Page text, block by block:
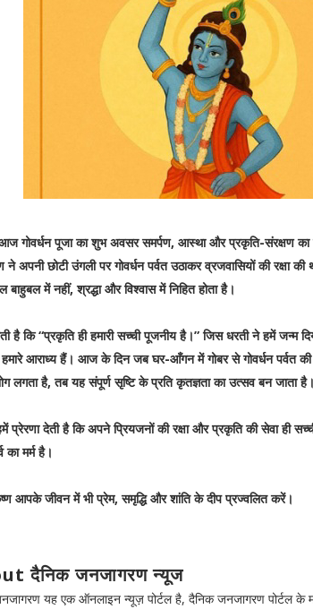
गोवर्धन पूजा का शुभ अवसर समर्पण, आस्था और प्रकृति-संरक्षण
अपनी छोटी उंगली पर गोवर्धन पर्वत उठाकर व्रजवासियों की रक्षा
में नहीं, श्रद्धा और विश्वास में निहित होता है।
है कि “प्रकृति ही हमारी सच्ची पूजनीय है।” जिस धरती ने हमें जन्म
आराध्य हैं। आज के दिन जब घर-आँगन में गोबर से गोवर्धन पर्वत की
लगता है, तब यह संपूर्ण सृष्टि के प्रति कृतज्ञता का उत्सव बन जाता है।
प्रेरणा देती है कि अपने प्रियजनों की रक्षा और प्रकृति की सेवा
मर्म है।
आपके जीवन में भी प्रेम, समृद्धि और शांति के दीप प्रज्वलित करें।
दैनिक जनजागरण न्यूज
यह एक ऑनलाइन न्यूज़ पोर्टल है, दैनिक जनजागरण पोर्टल